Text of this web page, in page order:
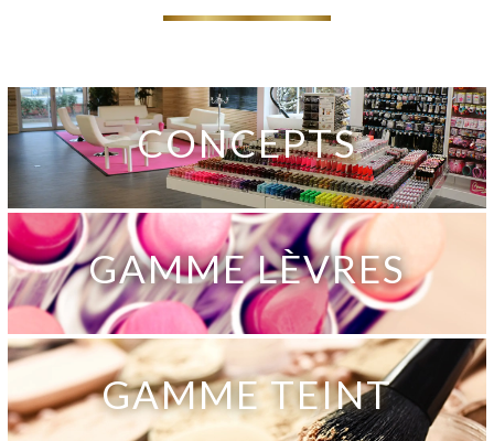
CONCEPTS
GAMME LÈVRES
GAMME TEINT